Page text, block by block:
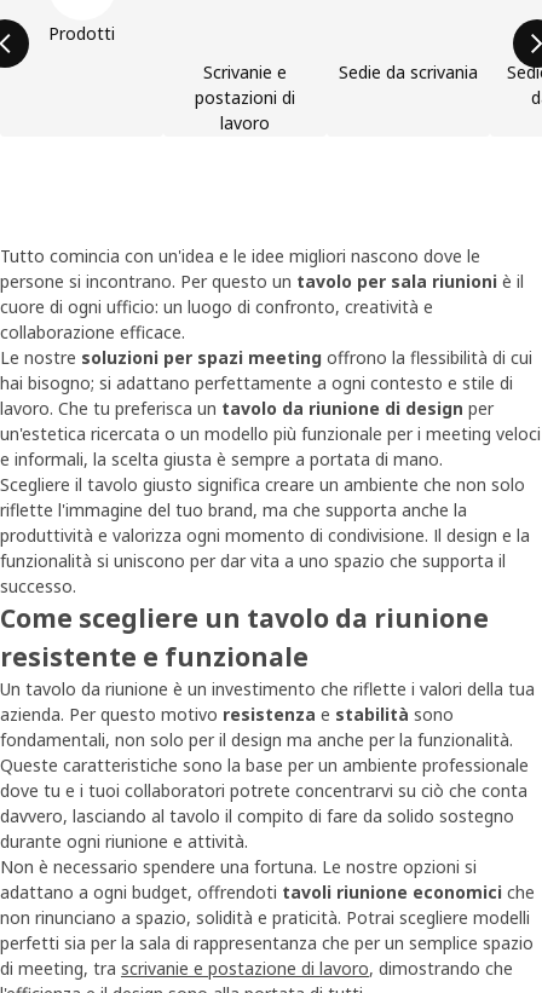
Prodotti
Scrivanie e
postazioni di
lavoro
Sedie da scrivania
Tutto comincia con un'idea e le idee migliori nascono dove le
persone si incontrano. Per questo un tavolo per sala riunioni è il
cuore di ogni ufficio: un luogo di confronto, creatività e
collaborazione efficace.
Le nostre soluzioni per spazi meeting offrono la flessibilità di cui
hai bisogno; si adattano perfettamente a ogni contesto e stile di
lavoro. Che tu preferisca un tavolo da riunione di design per
un'estetica ricercata o un modello più funzionale per i meeting veloci
e informali, la scelta giusta è sempre a portata di mano.
Scegliere il tavolo giusto significa creare un ambiente che non solo
riflette l'immagine del tuo brand, ma che supporta anche la
produttività e valorizza ogni momento di condivisione. Il design e la
funzionalità si uniscono per dar vita a uno spazio che supporta il
successo.
Come scegliere un tavolo da riunione
resistente e funzionale
Un tavolo da riunione è un investimento che riflette i valori della tua
azienda. Per questo motivo resistenza e stabilità sono
fondamentali, non solo per il design ma anche per la funzionalità.
Queste caratteristiche sono la base per un ambiente professionale
dove tu e i tuoi collaboratori potrete concentrarvi su ciò che conta
davvero, lasciando al tavolo il compito di fare da solido sostegno
durante ogni riunione e attività.
Non è necessario spendere una fortuna. Le nostre opzioni si
adattano a ogni budget, offrendoti tavoli riunione economici che
non rinunciano a spazio, solidità e praticità. Potrai scegliere modelli
perfetti sia per la sala di rappresentanza che per un semplice spazio
di meeting, tra scrivanie e postazione di lavoro, dimostrando che